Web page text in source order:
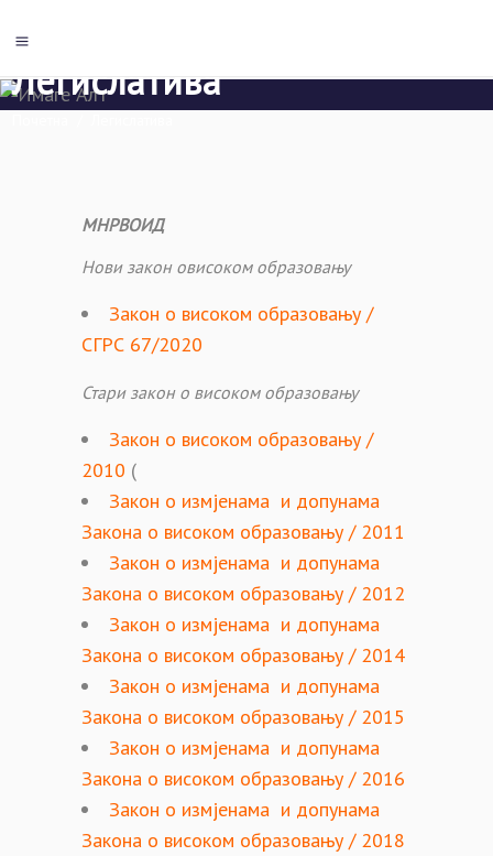
Легислатива
МНРВОИД
Нови закон овисоком образовању
Закон о високом образовању /
СГРС 67/2020
Стари закон о високом образовању
Закон о високом образовању /
2010 (
Закон о измјенама и допунама
Закона о високом образовању / 2011
Закон о измјенама и допунама
Закона о високом образовању / 2012
Закон о измјенама и допунама
Закона о високом образовању / 2014
Закон о измјенама и допунама
Закона о високом образовању / 2015
Закон о измјенама и допунама
Закона о високом образовању / 2016
Закон о измјенама и допунама
Закона о високом образовању / 2018